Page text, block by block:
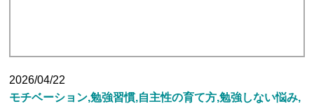
2026/04/22
モチベーション,勉強習慣,自主性の育て方,勉強しない悩み,